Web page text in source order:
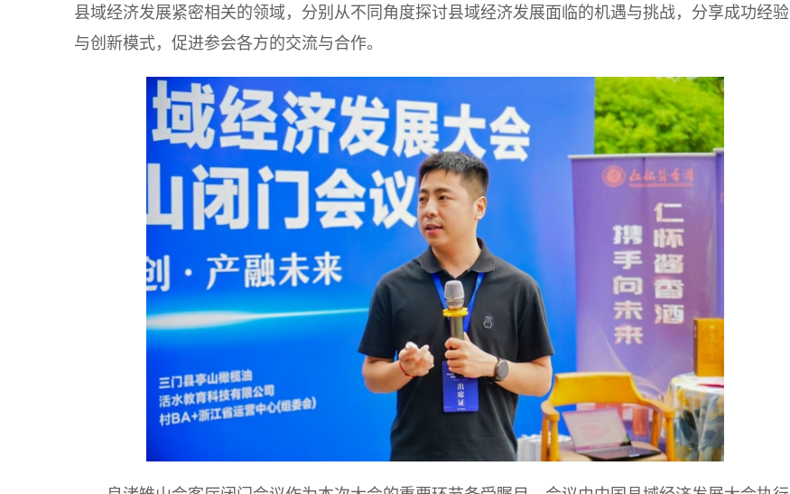
县域经济发展紧密相关的领域，分别从不同角度探讨县域经济发展面临的机遇与挑战，分享成功经验
与创新模式，促进参会各方的交流与合作。